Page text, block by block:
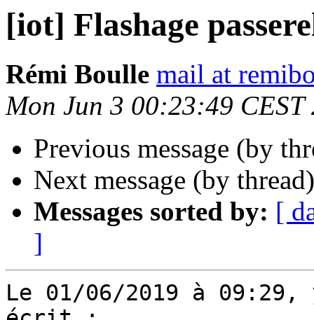
[iot] Flashage
Rémi Boulle mail at
Mon Jun 3 00:23:49 CEST
Previous message (by
Next message (by
Messages sorted by: [
]
Le 01/06/2019 à 09:29,